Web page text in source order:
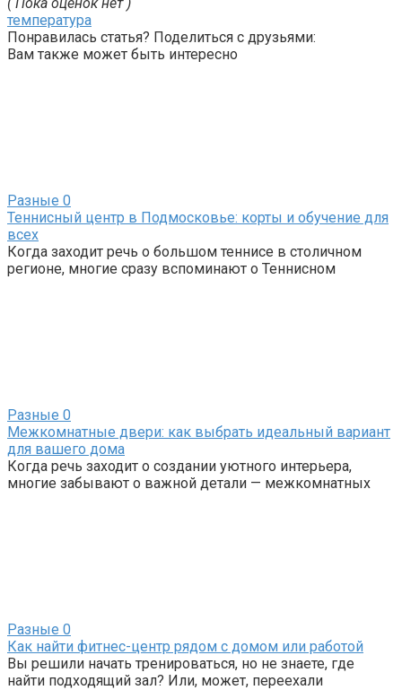
температура
Понравилась статья? Поделиться с друзьями:
Вам также может быть интересно
Разные 0
Теннисный центр в Подмосковье: корты и обучение для
всех
Когда заходит речь о большом теннисе в столичном
регионе, многие сразу вспоминают о Теннисном
Разные 0
Межкомнатные двери: как выбрать идеальный вариант
для вашего дома
Когда речь заходит о создании уютного интерьера,
многие забывают о важной детали — межкомнатных
Разные 0
Как найти фитнес-центр рядом с домом или работой
Вы решили начать тренироваться, но не знаете, где
найти подходящий зал? Или, может, переехали